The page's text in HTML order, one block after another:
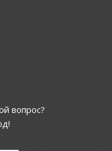
вопрос?